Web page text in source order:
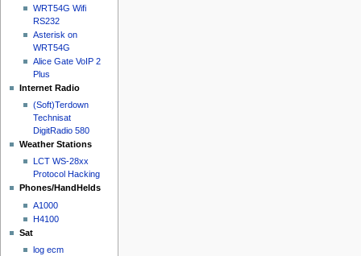
WRT54G Wifi
RS232
Asterisk on
WRT54G
Alice Gate VoIP 2
Plus
Internet Radio
(Soft)Terdown
Technisat
DigitRadio 580
Weather Stations
LCT WS-28xx
Protocol Hacking
Phones/HandHelds
A1000
H4100
Sat
log ecm